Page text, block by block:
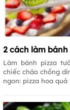
2 cách làm
Làm bánh pizza
chiếc chảo chống
ngon: pizza hoa